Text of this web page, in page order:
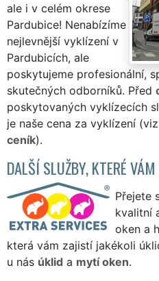
ale i v celém okrese
Pardubice! Nenabízíme
nejlevnější vyklízení v
Pardubicích, ale
poskytujeme profesionální,
skutečných odborníků. Před
poskytovaných vyklízecích
je naše cena za vyklízení (viz
ceník).
DALŠÍ SLUŽBY, KTERÉ
Přejete
kvalitní
oken a
která vám zajistí jakékoli
u nás úklid a mytí oken.